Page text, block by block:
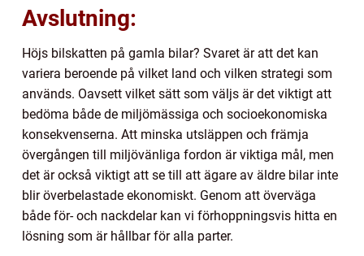
Avslutning:
Höjs bilskatten på gamla bilar? Svaret är att det kan
variera beroende på vilket land och vilken strategi som
används. Oavsett vilket sätt som väljs är det viktigt att
bedöma både de miljömässiga och socioekonomiska
konsekvenserna. Att minska utsläppen och främja
övergången till miljövänliga fordon är viktiga mål, men
det är också viktigt att se till att ägare av äldre bilar inte
blir överbelastade ekonomiskt. Genom att överväga
både för- och nackdelar kan vi förhoppningsvis hitta en
lösning som är hållbar för alla parter.